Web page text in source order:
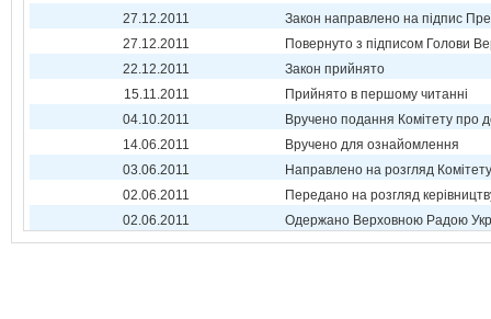
27.12.2011
Закон направлено на підпис
27.12.2011
Повернуто з підписом Голови
22.12.2011
Закон прийнято
15.11.2011
Прийнято в першому читанні
04.10.2011
Вручено подання Комітету про
14.06.2011
Вручено для ознайомлення
03.06.2011
Направлено на розгляд Комітету
02.06.2011
Передано на розгляд
02.06.2011
Одержано Верховною Радою